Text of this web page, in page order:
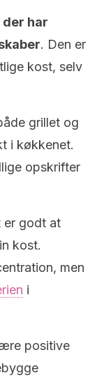
der har
. Den er
kost, selv
grillet og
i køkkenet.
opskrifter
er godt at
kost.
men
i
positive